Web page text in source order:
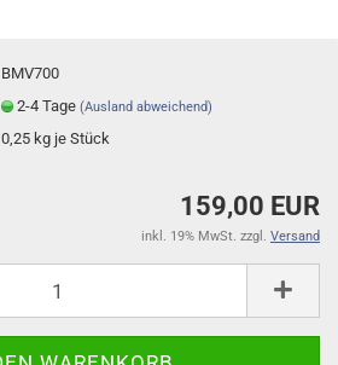
BMV700
2-4 Tage(Ausland abweichend)
0,25 kg je Stück
159,00 EUR
inkl. 19% MwSt. zzgl. Versand